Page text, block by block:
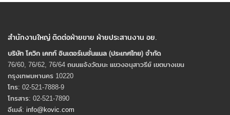
สำนักงานใหญ่ ติดต่อฝ่ายขาย ฝ่ายประสานงาน อย.
บริษัท โควิก เคทท์ อินเตอร์เนชั่นแนล (ประเทศไทย) จํากัด
76/60, 76/62, 76/64 ถนนแจ้งวัฒนะ แขวงอนุสาวรีย์ เขตบางเขน
กรุงเทพมหานคร 10220
โทร: 02-521-7888-9
โทรสาร: 02-521-7890
อีเมล์: info@kovic.com